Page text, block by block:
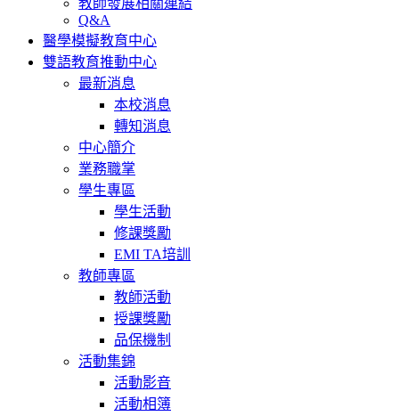
Q&A
醫學模擬教育中心
雙語教育推動中心
最新消息
本校消息
轉知消息
中心簡介
業務職掌
學生專區
學生活動
修課獎勵
EMI TA培訓
教師專區
教師活動
授課獎勵
品保機制
活動集錦
活動影音
活動相簿